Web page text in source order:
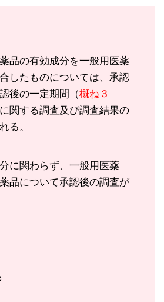
品の有効成分を一般用医薬
したものについては、承認
後の一定期間（概ね３
関する調査及び調査結果の
る。
に関わらず、一般用医薬
品について承認後の調査が